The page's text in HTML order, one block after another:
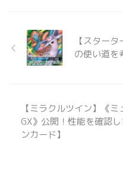
【スター
の使い道を
【ミラクルツイン】《
GX》公開！性能を確認
ンカード】